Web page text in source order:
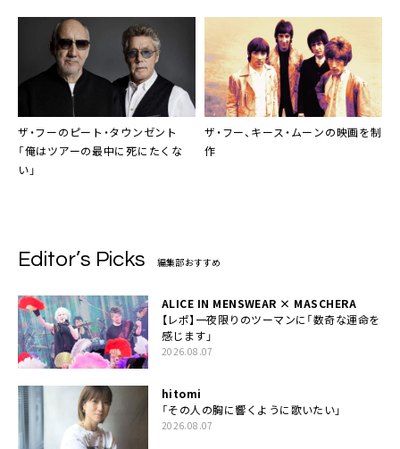
ザ・フーの ピート・タウンゼント
「俺はツアーの最中に死にたくな
い」
ザ・フー、 キース・ムーンの映画を制
作
Editor’s Picks 編集部おすすめ
ALICE IN MENSWEAR × MASCHERA
【レポ】一夜限りのツーマンに「数奇な運命を
感じます」
2026.08.07
hitomi
「その人の胸に響くように歌いたい」
2026.08.07